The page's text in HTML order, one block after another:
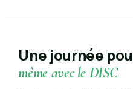
Une journée
même avec le DISC